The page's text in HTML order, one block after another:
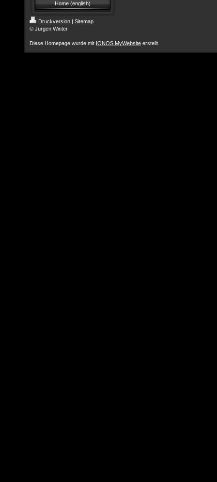
Home (english)
Druckversion | Sitemap
© Jürgen Winter
Diese Homepage wurde mit IONOS MyWebsite erstellt.